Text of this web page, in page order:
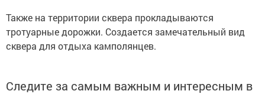
Также на территории сквера прокладываются
тротуарные дорожки. Создается замечательный вид
сквера для отдыха камполянцев.
Следите за самым важным и интересным в